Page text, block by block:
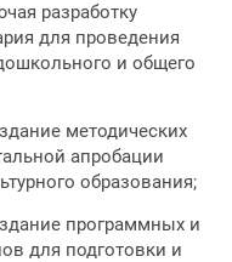
разработку
для проведения
и общего
методических
апробации
образования;
программных и
для подготовки и